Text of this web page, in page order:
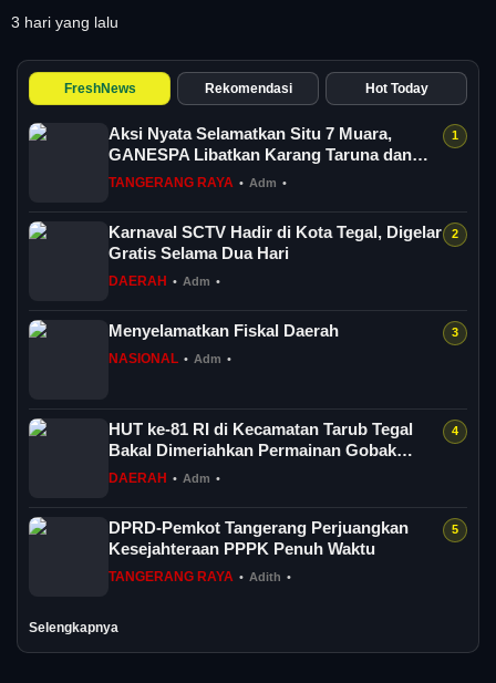
3 hari yang lalu
FreshNews Rekomendasi Hot Today
Aksi Nyata Selamatkan Situ 7 Muara,
GANESPA Libatkan Karang Taruna dan
Komunitas
TANGERANG RAYA • Adm •
Karnaval SCTV Hadir di Kota Tegal, Digelar
Gratis Selama Dua Hari
DAERAH • Adm •
Menyelamatkan Fiskal Daerah
NASIONAL • Adm •
HUT ke-81 RI di Kecamatan Tarub Tegal
Bakal Dimeriahkan Permainan Gobak
Sodor
DAERAH • Adm •
DPRD-Pemkot Tangerang Perjuangkan
Kesejahteraan PPPK Penuh Waktu
TANGERANG RAYA • Adith •
Selengkapnya